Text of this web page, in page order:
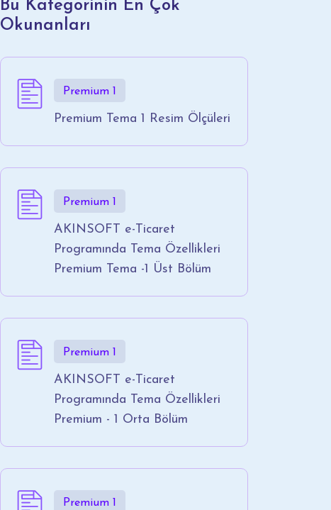
Bu Kategorinin En Çok
Okunanları
Premium 1
Premium Tema 1 Resim Ölçüleri
Premium 1
AKINSOFT e-Ticaret
Programında Tema Özellikleri
Premium Tema -1 Üst Bölüm
Premium 1
AKINSOFT e-Ticaret
Programında Tema Özellikleri
Premium - 1 Orta Bölüm
Premium 1